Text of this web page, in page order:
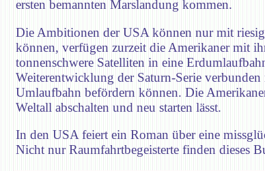
ersten bemannten Marslandung kommen.
Die Ambitionen der USA können nur mit
können, verfügen zurzeit die Amerikaner mit
tonnenschwere Satelliten in eine
Weiterentwicklung der Saturn-Serie
Umlaufbahn befördern können. Die
Weltall abschalten und neu starten lässt.
In den USA feiert ein Roman über eine
Nicht nur Raumfahrtbegeisterte finden dieses